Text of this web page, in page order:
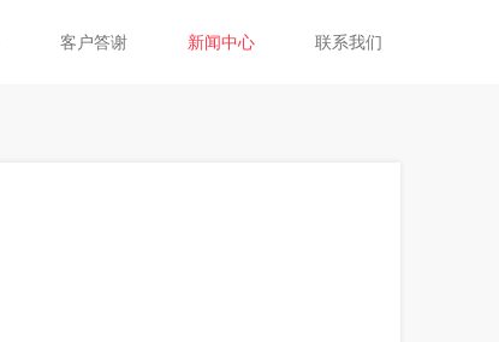
客户答谢 新闻中心 联系我们